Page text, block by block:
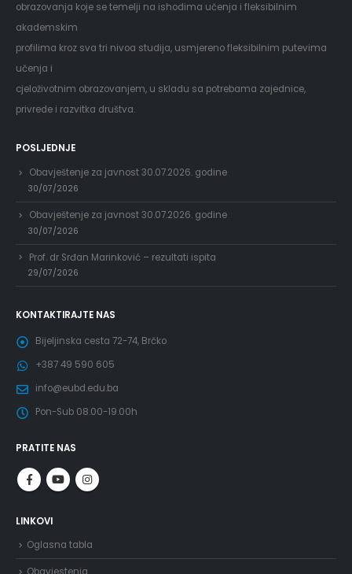
obrazovanja koje se temelji na ishodima učenja i fleksibilnim
akademskim
profilima kroz sva tri nivoa studija, usmjereno fleksibilnim putevima
učenja i
cjeloživotnim obrazovanjem, u skladu sa potrebama zajednice,
privrede i razvitka društva.
POSLJEDNJE
Obavještenje za javnost 30.07.2026. godine
30/07/2026
Obavještenje za javnost 30.07.2026. godine
30/07/2026
Prof. dr Srđan Marinković – rezultati ispita
29/07/2026
KONTAKTIRAJTE NAS
Bijeljinska cesta 72-74, Brčko
+387 49 590 605
info@eubd.edu.ba
Pon-Sub 08.00-19.00h
PRATITE NAS
LINKOVI
Oglasna tabla